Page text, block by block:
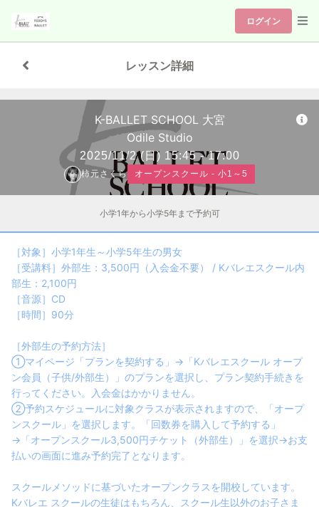
ログイン
レッスン詳細
K-BALLET SCHOOL 大宮
Odile Studio
2025/11/2 (日) 15:45 - 17:00
柿元さくら オープンスクール - 小1～5
小学1年から小学5年まで予約可
［対象］小学1年生～小学5年生の男女
［受講料］外部生：3,500円（入会金不要） / Kバレエスクール内
部生：2,100円
［音源］CD
［時間］90分
［外部生の予約方法］
①マイページ「プランを契約する」→「Kバレエスクール オープ
ン会員（子供/外部生）」のプランを選択し、プラン契約手続きを
行ってください。入会金はかかりません。
②予約スケジュールに対象クラスが表示されますので、「オープ
ンスクール」を選択します。「回数券を購入して予約する」
→「オープンスクール3,500円チケット（外部生）」を選択→お支
払いの画面に進み予約完了となります。
スクールメソッドに基づいたオープンクラスを開校しています。
Kバレエ スクールの生徒はもちろん、スクール生以外のお子さま